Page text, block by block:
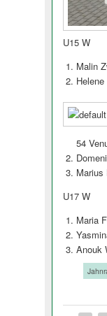
U15 W
Malin
54
Marius
U17 W
Maria
Anouk